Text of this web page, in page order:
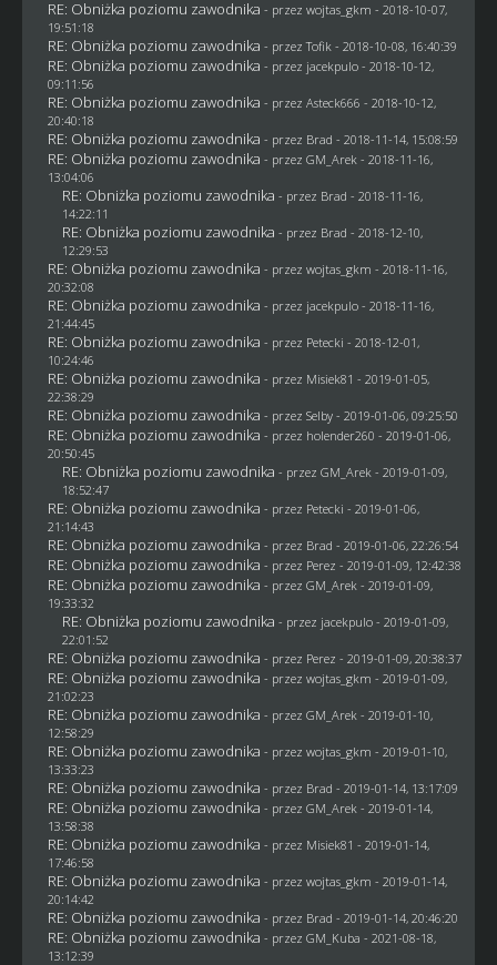
RE: Obniżka poziomu zawodnika - przez wojtas_gkm - 2018-10-07,
19:51:18
RE: Obniżka poziomu zawodnika - przezTofik - 2018-10-08, 16:40:39
RE: Obniżka poziomu zawodnika - przez jacekpulo- 2018-10-12,
09:11:56
RE: Obniżka poziomu zawodnika - przez Asteck666 - 2018-10-12,
20:40:18
RE: Obniżka poziomu zawodnika - przez Brad - 2018-11-14, 15:08:59
RE: Obniżka poziomu zawodnika - przez GM_Arek - 2018-11-16,
13:04:06
RE: Obniżka poziomu zawodnika - przez Brad - 2018-11-16,
14:22:11
RE: Obniżka poziomu zawodnika - przez Brad - 2018-12-10,
12:29:53
RE: Obniżka poziomu zawodnika - przez wojtas_gkm - 2018-11-16,
20:32:08
RE: Obniżka poziomu zawodnika - przez jacekpulo- 2018-11-16,
21:44:45
RE: Obniżka poziomu zawodnika - przez Petecki - 2018-12-01,
10:24:46
RE: Obniżka poziomu zawodnika - przez Misiek81 - 2019-01-05,
22:38:29
RE: Obniżka poziomu zawodnika - przez Selby- 2019-01-06, 09:25:50
RE: Obniżka poziomu zawodnika - przez holender260 - 2019-01-06,
20:50:45
RE: Obniżka poziomu zawodnika - przez GM_Arek - 2019-01-09,
18:52:47
RE: Obniżka poziomu zawodnika - przez Petecki - 2019-01-06,
21:14:43
RE: Obniżka poziomu zawodnika - przez Brad - 2019-01-06, 22:26:54
RE: Obniżka poziomu zawodnika - przez Perez - 2019-01-09, 12:42:38
RE: Obniżka poziomu zawodnika - przez GM_Arek - 2019-01-09,
19:33:32
RE: Obniżka poziomu zawodnika - przez jacekpulo- 2019-01-09,
22:01:52
RE: Obniżka poziomu zawodnika - przez Perez - 2019-01-09, 20:38:37
RE: Obniżka poziomu zawodnika - przez wojtas_gkm - 2019-01-09,
21:02:23
RE: Obniżka poziomu zawodnika - przez GM_Arek - 2019-01-10,
12:58:29
RE: Obniżka poziomu zawodnika - przez wojtas_gkm - 2019-01-10,
13:33:23
RE: Obniżka poziomu zawodnika - przez Brad - 2019-01-14, 13:17:09
RE: Obniżka poziomu zawodnika - przez GM_Arek - 2019-01-14,
13:58:38
RE: Obniżka poziomu zawodnika - przez Misiek81 - 2019-01-14,
17:46:58
RE: Obniżka poziomu zawodnika - przez wojtas_gkm - 2019-01-14,
20:14:42
RE: Obniżka poziomu zawodnika - przez Brad - 2019-01-14, 20:46:20
RE: Obniżka poziomu zawodnika - przez GM_Kuba - 2021-08-18,
13:12:39